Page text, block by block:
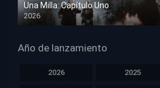
Una Milla: Capítulo Uno
2026
HD 1080p
Año de lanzamiento
2026 2025